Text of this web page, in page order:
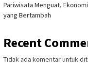
Pariwisata Menguat,
yang Bertambah
Recent
Tidak ada komentar untuk